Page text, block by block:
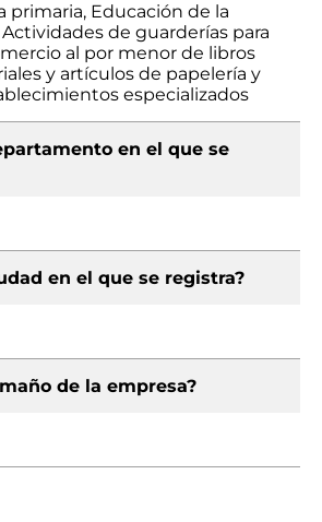
primaria, Educación de la
de guarderías para
al por menor de libros
y artículos de papelería y
especializados
en el que se
en el que se registra?
de la empresa?